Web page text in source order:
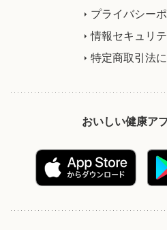
プライバシー
情報セキュリ
特定商取引法
おいしい健康ア